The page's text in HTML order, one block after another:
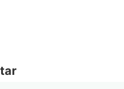
med minibarer
toalettartiklar och